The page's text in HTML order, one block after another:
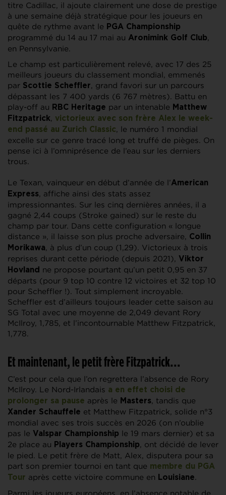
titre Cadillac, il ajoute clairement une dose de prestige
à une semaine déjà stratégique pour les joueurs en
quête de rythme avant le PGA Championship
programmé du 14 au 17 mai au Aronimink Golf Club,
en Pennsylvanie.
Le champ est particulièrement relevé, avec 17 des 25
meilleurs joueurs du classement mondial, emmenés
par Scottie Scheffler, grand favori sur un parcours
dépassant les 7 400 yards (6 767 mètres). Battu en
play-off au RBC Heritage par un intenable Matthew
Fitzpatrick, victorieux avec son frère Alex le week-
end passé au Zurich Classic, le numéro 1 mondial
excelle sur ce genre tracé long et truffé de pièges. On
pense ici à l’omniprésence de l’eau sur les derniers
trous.
Le Texan, vainqueur en début d’année de l’American
Express, affiche ainsi des stats assez
impressionnantes. Sur les cinq dernières années, il a
gagné 2,44 coups (Stroke gained) sur le reste du
champ par tour. Dans cette configuration « longue
distance », il laisse son plus proche adversaire, Collin
Morikawa, à plus d’un coup (1,29). Victorieux à trois
reprises durant cette période (depuis 2021), Viktor
Hovland ne propose pourtant qu’un petit 0,95 en 37
départs (pour 9 top 10 contre 12 victoires et 32 top 10
pour Scheffler !). Tout simplement incroyable.
Scheffler est d’ailleurs toujours leader cette saison au
SG Total avec une moyenne de 2,049 devant Rory
McIlroy, 1,785, et l’incontournable Matthew Fitzpatrick,
1,778.
Et maintenant, le petit frère Fitzpatrick…
C’est pour cela que l’on regrettera l’absence de Rory
McIlroy. Le Nord-Irlandais a en effet choisi de
prolonger sa pause après le Masters, tandis que
Xander Schauffele et Matthew Fitzpatrick, solide n°3
mondial avec ses trois succès en 2026 (on n’oublie
pas le Valspar Championship le 19 mars dernier) et sa
2e place au Players Championship, ont décidé de lever
le pied. Le petit frère de Matt, Alex, disputera pour sa
part son premier tournoi en tant que membre du PGA
Tour après cette victoire commune en Louisiane.
Parmi les joueurs européens, en l’absence notable de